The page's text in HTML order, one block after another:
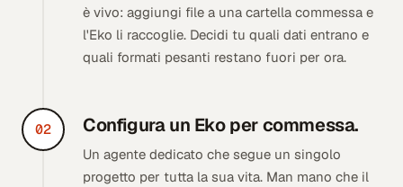
è vivo: aggiungi file a una cartella commessa e
l'Eko li raccoglie. Decidi tu quali dati entrano e
quali formati pesanti restano fuori per ora.
02 Configura un Eko per commessa.
Un agente dedicato che segue un singolo
progetto per tutta la sua vita. Man mano che il